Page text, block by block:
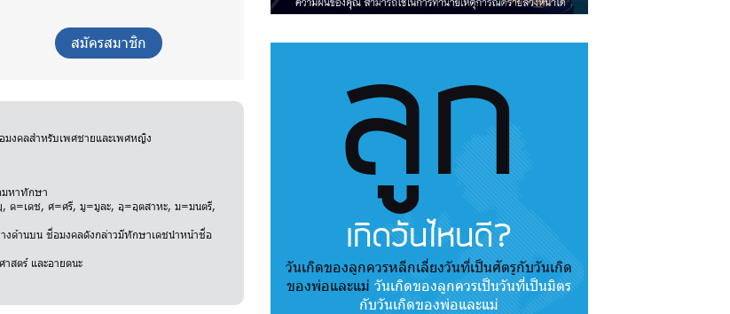
สมัครสมาชิก
คลสำหรับเพศชายและเพศหญิง
มหาทักษา
ด=เดช, ศ=ศรี, มู=มูละ, อุ=อุตสาหะ, ม=มนตรี,
งด้านบน ชื่อมงคลดังกล่าวมีทักษาเดชนำหน้าชื่อ
าสตร์ และอายตนะ
ลูก
เกิดวันไหนดี?
วันเกิดของลูกควรหลีกเลี่ยงวันที่เป็นศัตรูกับวันเกิด
ของพ่อและแม่ วันเกิดของลูกควรเป็นวันที่เป็นมิตร
กับวันเกิดของพ่อและแม่